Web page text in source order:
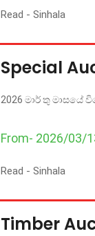
Read - Sinhala
Special
2026 මාර් තු මාසයේ
From- 2026/03/
Read - Sinhala
Timber